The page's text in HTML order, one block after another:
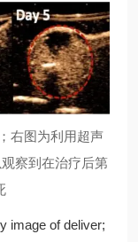
右图为利用超声
察到在治疗后第
image of deliver;